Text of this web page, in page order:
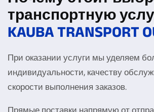
транспортную
KAUBA TRANSPORT
При оказании услуги мы уделяем
индивидуальности, качеству
скорости выполнения заказов.
Прямые поставки напрямую от